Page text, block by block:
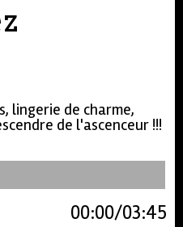
lingerie de charme,
de l'ascenceur !!!
03:45
00:00